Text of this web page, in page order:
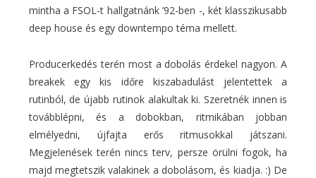
mintha a FSOL-t hallgatnánk ’92-ben -, két klasszikusabb
deep house és egy downtempo téma mellett.
Producerkedés terén most a dobolás érdekel nagyon. A
breakek egy kis időre kiszabadulást jelentettek a
rutinból, de újabb rutinok alakultak ki. Szeretnék innen is
továbblépni, és a dobokban, ritmikában jobban
elmélyedni, újfajta erős ritmusokkal játszani.
Megjelenések terén nincs terv, persze örülni fogok, ha
majd megtetszik valakinek a dobolásom, és kiadja. :) De